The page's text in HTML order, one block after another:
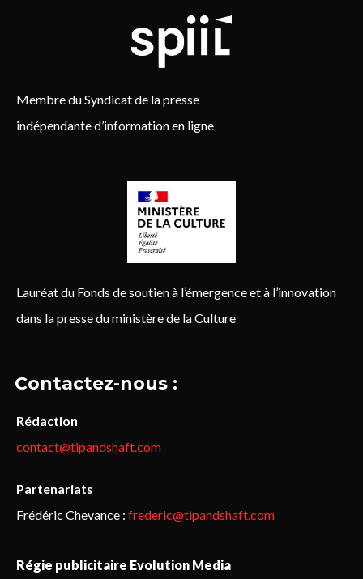
Membre du Syndicat de la presse
indépendante d’information en ligne
Lauréat du Fonds de soutien à l’émergence et à l’innovation
dans la presse du ministère de la Culture
Contactez-nous :
Rédaction
contact@tipandshaft.com
Partenariats
Frédéric Chevance : frederic@tipandshaft.com
Régie publicitaire Evolution Media